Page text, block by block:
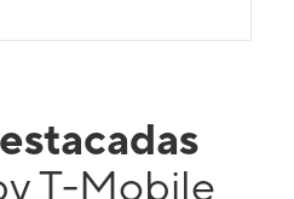
T-Mobile